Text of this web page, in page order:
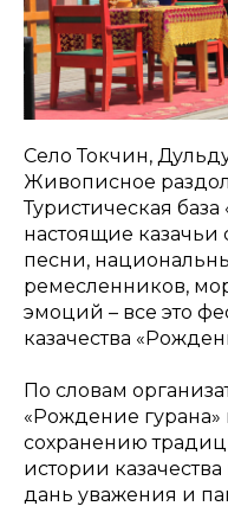
Село Токчин,
Живописное
Туристическая
настоящие казачьи
песни,
ремесленников,
эмоций – все это
казачества
По словам
«Рождение
сохранению
истории
дань уважения и